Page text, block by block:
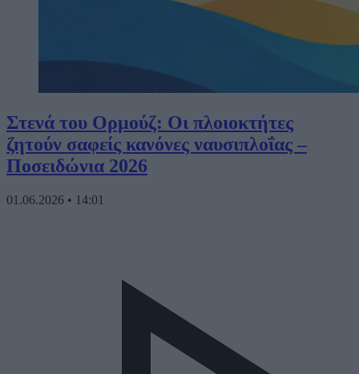
Στενά του Ορμούζ: Οι πλοιοκτήτες
ζητούν σαφείς κανόνες ναυσιπλοΐας –
Ποσειδώνια 2026
01.06.2026 • 14:01